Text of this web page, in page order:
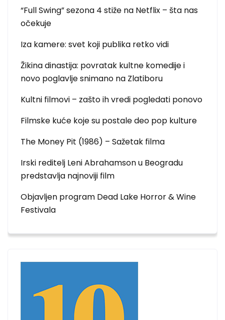
“Full Swing” sezona 4 stiže na Netflix – šta nas
očekuje
Iza kamere: svet koji publika retko vidi
Žikina dinastija: povratak kultne komedije i
novo poglavlje snimano na Zlatiboru
Kultni filmovi – zašto ih vredi pogledati ponovo
Filmske kuće koje su postale deo pop kulture
The Money Pit (1986) – Sažetak filma
Irski reditelj Leni Abrahamson u Beogradu
predstavlja najnoviji film
Objavljen program Dead Lake Horror & Wine
Festivala